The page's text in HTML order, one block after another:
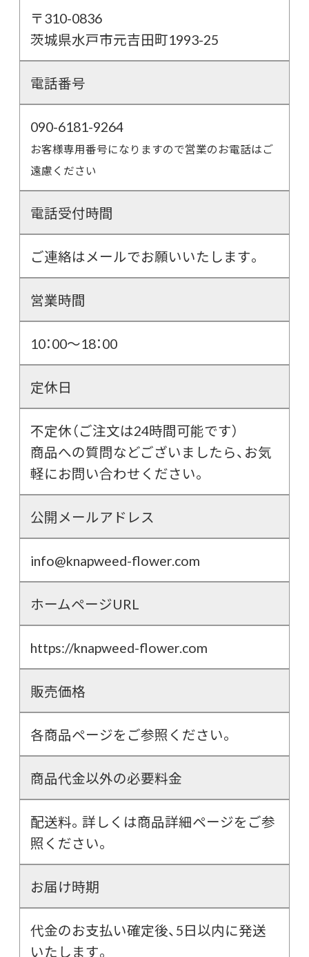
〒310-0836
茨城県水戸市元吉田町1993-25
電話番号
090-6181-9264
お客様専用番号になりますので営業のお電話はご
遠慮ください
電話受付時間
ご連絡はメールでお願いいたします。
営業時間
10：00～18：00
定休日
不定休（ご注文は24時間可能です）
商品への質問などございましたら、お気
軽にお問い合わせください。
公開メールアドレス
info@knapweed-flower.com
ホームページURL
https://knapweed-flower.com
販売価格
各商品ページをご参照ください。
商品代金以外の必要料金
配送料。詳しくは商品詳細ページをご参
照ください。
お届け時期
代金のお支払い確定後、5日以内に発送
いたします。